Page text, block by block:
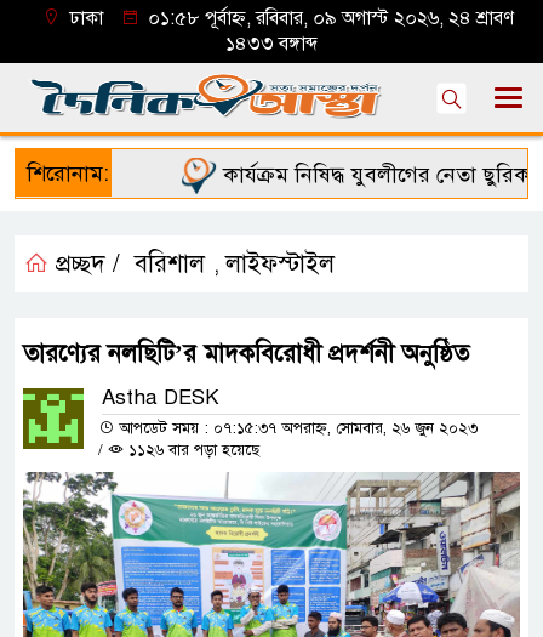
ঢাকা
০১:৫৮ পূর্বাহ্ন, রবিবার, ০৯ অগাস্ট ২০২৬, ২৪ শ্রাবণ
১৪৩৩ বঙ্গাব্দ
শিরোনাম: কার্যক্রম নিষিদ্ধ যুবলীগের নেতা
প্রচ্ছদ / বরিশাল ,লাইফস্টাইল
তারণ্যের নলছিটি’র মাদকবিরোধী প্রদর্শনী অনুষ্ঠিত
Astha DESK
আপডেট সময় : ০৭:১৫:৩৭ অপরাহ্ন, সোমবার, ২৬ জুন ২০২৩
/
১১২৬ বার পড়া হয়েছে